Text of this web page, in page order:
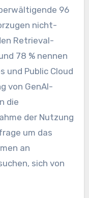
96
nicht-
Retrieval-
78 % nennen
und Public Cloud
von GenAI-
die
der Nutzung
um das
an
sich von